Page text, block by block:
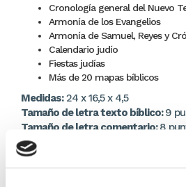
Cronología general del Nuevo
Armonía de los Evangelios
Armonía de Samuel, Reyes y
Calendario judío
Fiestas judías
Más de 20 mapas bíblicos
Medidas:24 x 16,5 x 4,5
Tamaño de letra texto bíblico:9
Tamaño de letra comentario:8